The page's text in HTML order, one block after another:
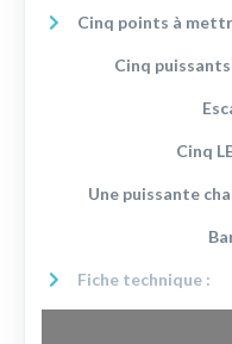
Cinq points à
Cinq
Cinq
Une puissante
Fiche technique :